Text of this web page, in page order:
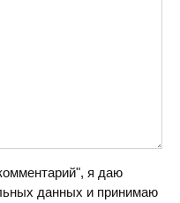
я даю
данных и принимаю